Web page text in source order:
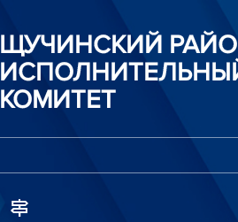
ЩУЧИНСКИЙ
КОМИТЕТ